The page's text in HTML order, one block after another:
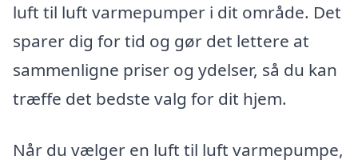
luft til luft varmepumper i dit område. Det
sparer dig for tid og gør det lettere at
sammenligne priser og ydelser, så du kan
træffe det bedste valg for dit hjem.
Når du vælger en luft til luft varmepumpe,